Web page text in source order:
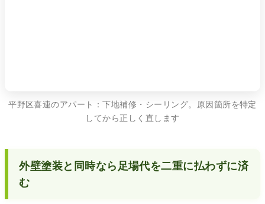
平野区喜連のアパート：下地補修・シーリング。原因箇所を特定
してから正しく直します
外壁塗装と同時なら足場代を二重に払わずに済
む